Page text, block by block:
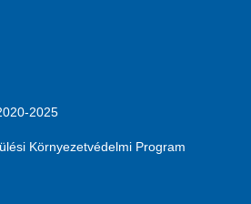
2025
Környezetvédelmi Program